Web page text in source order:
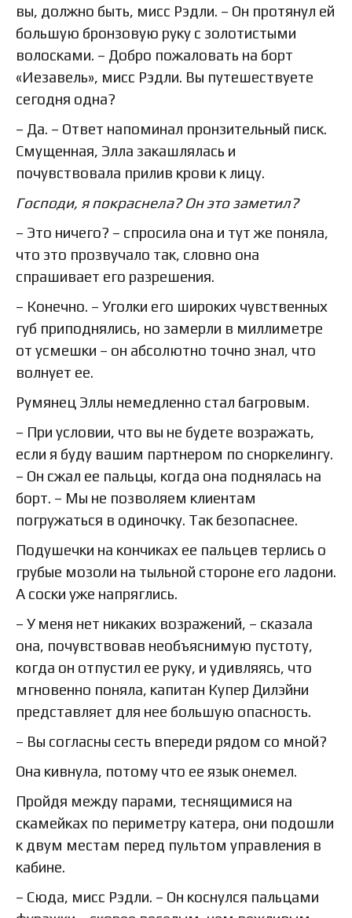
вы, должно быть, мисс Рэдли. – Он протянул ей
большую бронзовую руку с золотистыми
волосками. – Добро пожаловать на борт
«Иезавель», мисс Рэдли. Вы путешествуете
сегодня одна?
– Да. – Ответ напоминал пронзительный писк.
Смущенная, Элла закашлялась и
почувствовала прилив крови к лицу.
Господи, я покраснела? Он это заметил?
– Это ничего? – спросила она и тут же поняла,
что это прозвучало так, словно она
спрашивает его разрешения.
– Конечно. – Уголки его широких чувственных
губ приподнялись, но замерли в миллиметре
от усмешки – он абсолютно точно знал, что
волнует ее.
Румянец Эллы немедленно стал багровым.
– При условии, что вы не будете возражать,
если я буду вашим партнером по сноркелингу.
– Он сжал ее пальцы, когда она поднялась на
борт. – Мы не позволяем клиентам
погружаться в одиночку. Так безопаснее.
Подушечки на кончиках ее пальцев терлись о
грубые мозоли на тыльной стороне его ладони.
А соски уже напряглись.
– У меня нет никаких возражений, – сказала
она, почувствовав необъяснимую пустоту,
когда он отпустил ее руку, и удивляясь, что
мгновенно поняла, капитан Купер Дилэйни
представляет для нее большую опасность.
– Вы согласны сесть впереди рядом со мной?
Она кивнула, потому что ее язык онемел.
Пройдя между парами, теснящимися на
скамейках по периметру катера, они подошли
к двум местам перед пультом управления в
кабине.
– Сюда, мисс Рэдли. – Он коснулся пальцами